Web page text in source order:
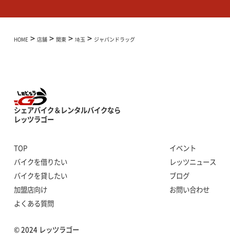
HOME> 店舗> 関東> 埼玉 > ジャパンドラッグ
シェアバイク＆レンタルバイクなら
レッツラゴー
TOP
バイクを借りたい
バイクを貸したい
加盟店向け
よくある質問
イベント
レッツニュース
ブログ
お問い合わせ
© 2024 レッツラゴー